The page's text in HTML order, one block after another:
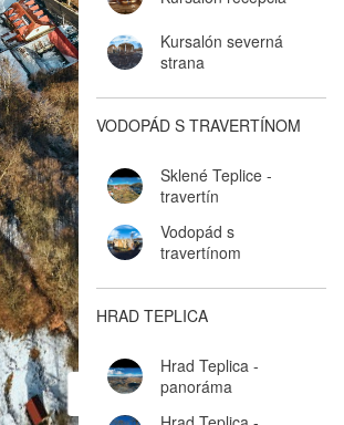
Kursalón severná
strana
VODOPÁD S TRAVERTÍNOM
Sklené Teplice -
travertín
Vodopád s
travertínom
HRAD TEPLICA
Hrad Teplica -
panoráma